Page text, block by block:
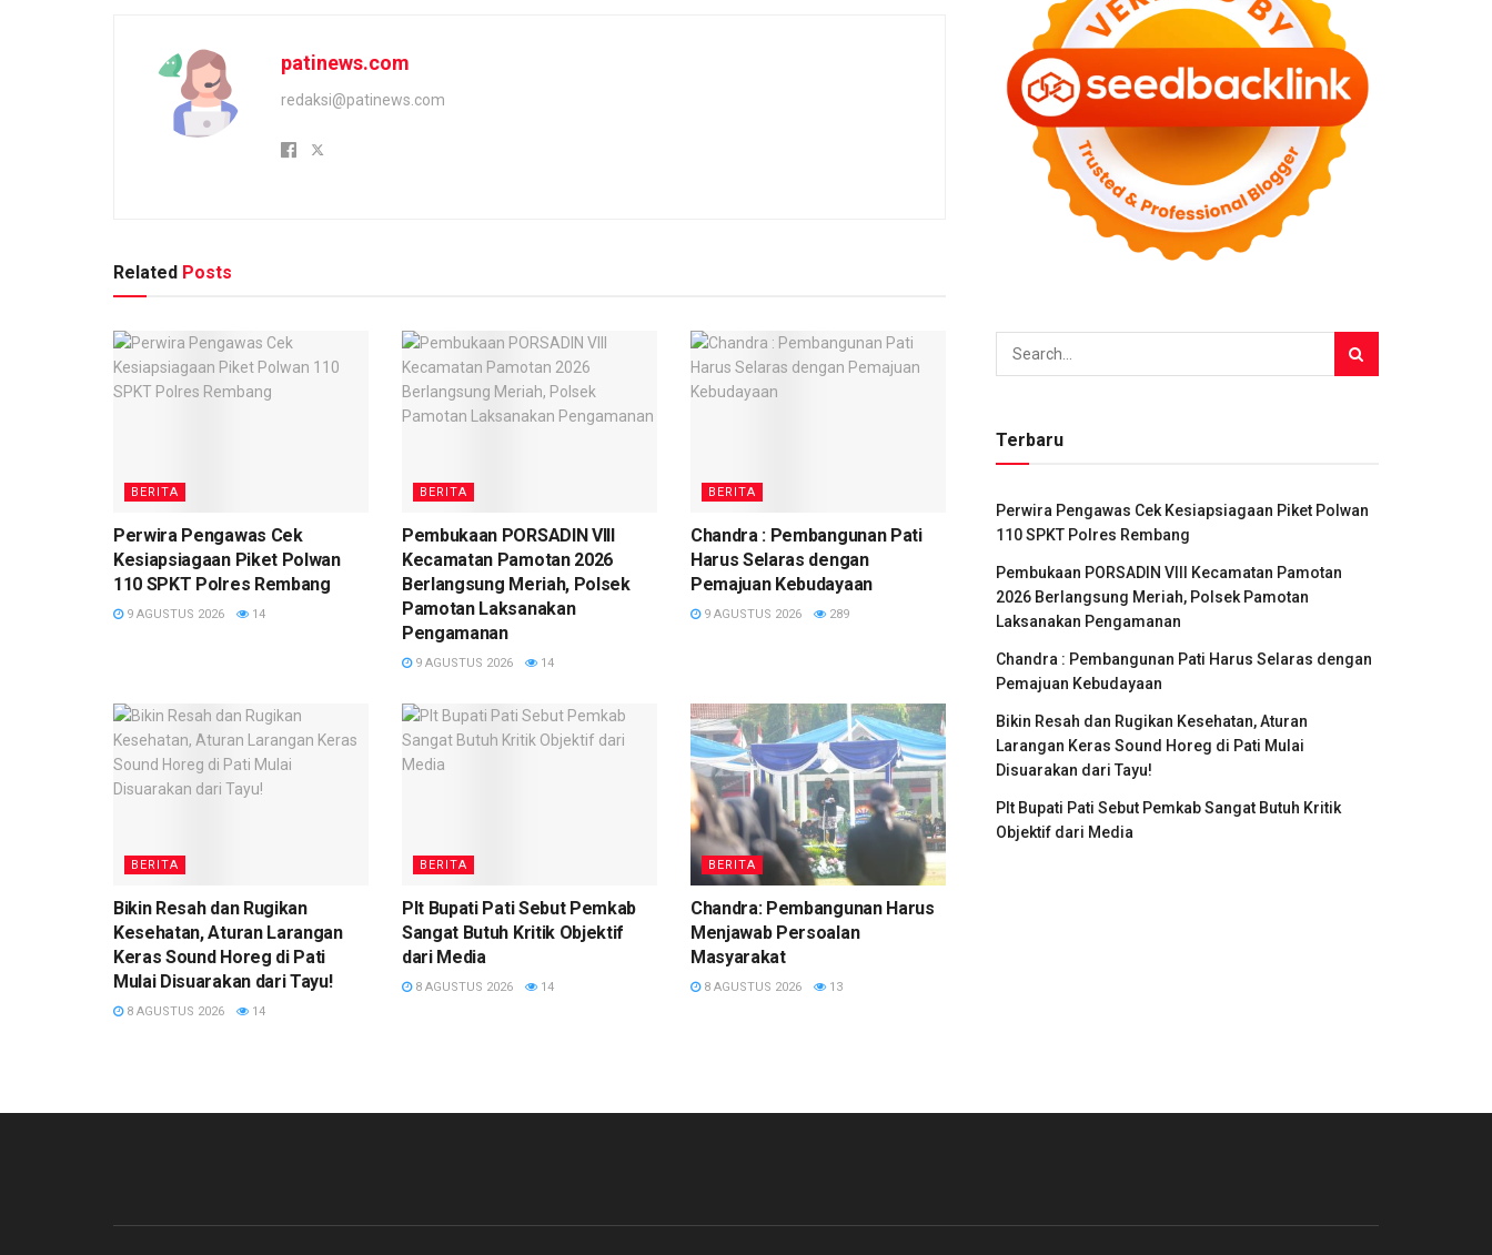
patinews.com
redaksi@patinews.com
Related Posts
BERITA
Perwira Pengawas Cek
Kesiapsiagaan Piket Polwan
110 SPKT Polres Rembang
9 AGUSTUS 2026 14
BERITA
Pembukaan PORSADIN VIII
Kecamatan Pamotan 2026
Berlangsung Meriah, Polsek
Pamotan Laksanakan
Pengamanan
9 AGUSTUS 2026 14
BERITA
Chandra : Pembangunan Pati
Harus Selaras dengan
Pemajuan Kebudayaan
9 AGUSTUS 2026 289
BERITA
Bikin Resah dan Rugikan
Kesehatan, Aturan Larangan
Keras Sound Horeg di Pati
Mulai Disuarakan dari Tayu!
8 AGUSTUS 2026 14
BERITA
Plt Bupati Pati Sebut Pemkab
Sangat Butuh Kritik Objektif
dari Media
8 AGUSTUS 2026 14
BERITA
Chandra: Pembangunan Harus
Menjawab Persoalan
Masyarakat
8 AGUSTUS 2026 13
Terbaru
Perwira Pengawas Cek Kesiapsiagaan Piket Polwan
110 SPKT Polres Rembang
Pembukaan PORSADIN VIII Kecamatan Pamotan
2026 Berlangsung Meriah, Polsek Pamotan
Laksanakan Pengamanan
Chandra : Pembangunan Pati Harus Selaras dengan
Pemajuan Kebudayaan
Bikin Resah dan Rugikan Kesehatan, Aturan
Larangan Keras Sound Horeg di Pati Mulai
Disuarakan dari Tayu!
Plt Bupati Pati Sebut Pemkab Sangat Butuh Kritik
Objektif dari Media